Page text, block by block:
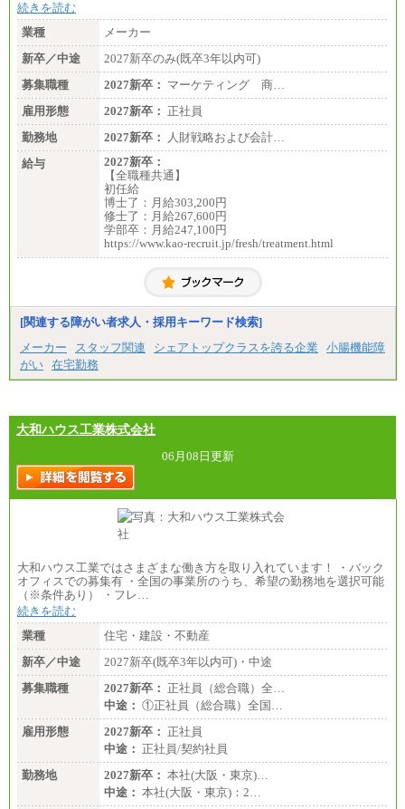
続きを読む
業種
メーカー
新卒／中途
2027新卒のみ(既卒3年以内可)
募集職種
2027新卒： マーケティング 商…
雇用形態
2027新卒： 正社員
勤務地
2027新卒：
人財戦略および会計…
給与
2027新卒：
【全職種共通】
初任給
博士了：月給303,200円
修士了：月給267,600円
学部卒：月給247,100円
https://www.kao-recruit.jp/fresh/treatment.html
[関連する障がい者求人・採用キーワード検索]
メーカー
スタッフ関連 シェアトップクラスを誇る企業
小腸機能障
がい 在宅勤務
大和ハウス工業株式会社
06月08日更新
大和ハウス工業ではさまざまな働き方を取り入れています！ ・バック
オフィスでの募集有 ・全国の事業所のうち、希望の勤務地を選択可能
（※条件あり） ・フレ…
続きを読む
業種
住宅・建設・不動産
新卒／中途
2027新卒(既卒3年以内可)・中途
募集職種
2027新卒： 正社員（総合職）全…
中途： ①正社員（総合職）全国…
雇用形態
2027新卒： 正社員
中途： 正社員/契約社員
勤務地
2027新卒： 本社(大阪・東京)…
中途： 本社(大阪・東京)：2…